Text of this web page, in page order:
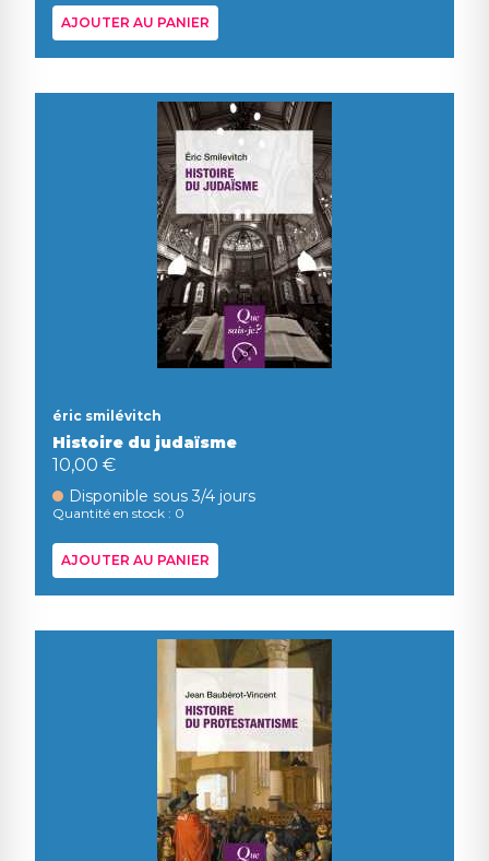
AJOUTER AU PANIER
éric smilévitch
Histoire du judaïsme
10,00 €
Disponible sous 3/4 jours
Quantité en stock : 0
AJOUTER AU PANIER